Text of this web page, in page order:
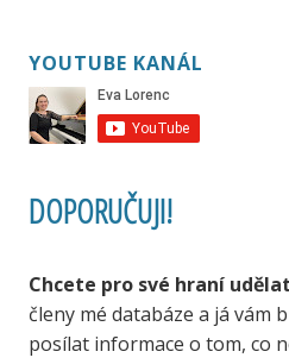
YOUTUBE KANÁL
DOPORUČUJI!
Chcete pro své hraní
členy mé databáze a já vám
posílat informace o tom, co